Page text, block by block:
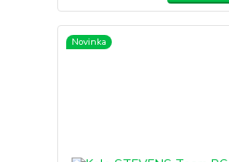
Novinka